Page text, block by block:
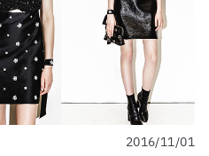
2016/11/01